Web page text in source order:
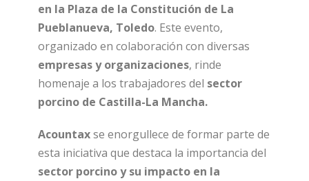
en la Plaza de la Constitución de La
Pueblanueva, Toledo. Este evento,
organizado en colaboración con diversas
empresas y organizaciones, rinde
homenaje a los trabajadores del sector
porcino de Castilla-La Mancha.
Acountaxse enorgullece de formar parte de
esta iniciativa que destaca la importancia del
sector porcino y su impacto en la